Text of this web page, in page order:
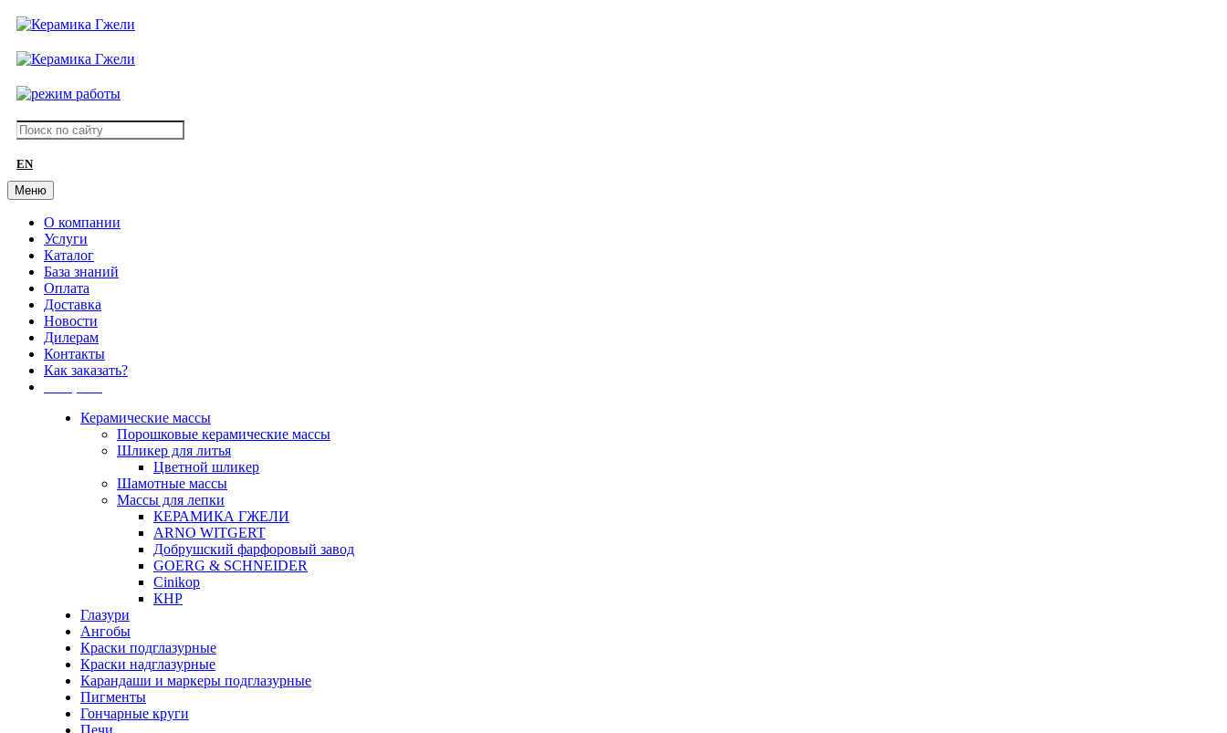
EN
Меню
О компании
Услуги
Каталог
База знаний
Оплата
Доставка
Новости
Дилерам
Контакты
Как заказать?
Керамические массы
Порошковые керамические массы
Шликер для литья
Цветной шликер
Шамотные массы
Массы для лепки
КЕРАМИКА ГЖЕЛИ
ARNO WITGERT
Добрушский фарфоровый завод
GOERG & SCHNEIDER
Cinikop
КНР
Глазури
Ангобы
Краски подглазурные
Краски надглазурные
Карандаши и маркеры подглазурные
Пигменты
Гончарные круги
Печи